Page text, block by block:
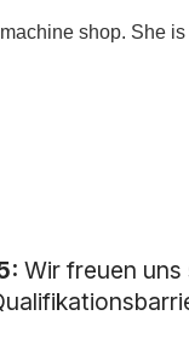
Wir freuen